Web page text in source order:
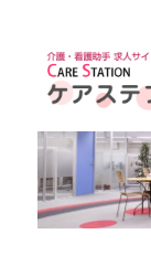
ケアステ
【ケア